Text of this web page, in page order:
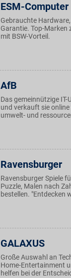
ESM-Computer
Gebrauchte
Garantie. Top-Marken
mit BSW-Vorteil.
AfB
Das gemeinnützige
und verkauft sie
umwelt- und
Ravensburger
Ravensburger Spiele
Puzzle, Malen nach
bestellen. "Entdecken
GALAXUS
Große Auswahl an
Home-Entertainment
helfen bei der